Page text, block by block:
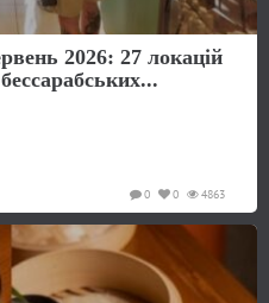
2026: 27 локацій
4863
0
0